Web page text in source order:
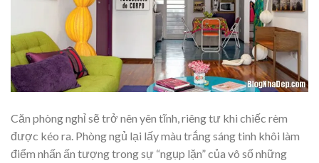
Căn phòng nghỉ sẽ trở nên yên tĩnh, riêng tư khi chiếc rèm
được kéo ra. Phòng ngủ lại lấy màu trắng sáng tinh khôi làm
điểm nhấn ấn tượng trong sự “ngụp lặn” của vô số những